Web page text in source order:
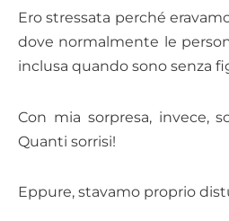
Ero stressata perché
dove normalmente le
inclusa quando sono senza
Con mia sorpresa, invece,
Quanti sorrisi!
Eppure, stavamo proprio